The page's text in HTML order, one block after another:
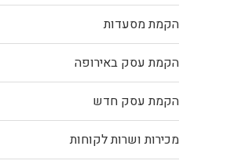
הקמת מסעדות
הקמת עסק באירופה
הקמת עסק חדש
מכירות ושרות לקוחות